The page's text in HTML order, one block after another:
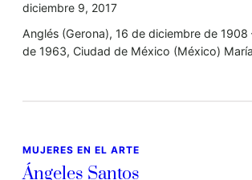
diciembre 9, 2017
Anglés (Gerona), 16 de diciembre de
de 1963, Ciudad de México (México)
MUJERES EN EL ARTE
Ángeles Santos